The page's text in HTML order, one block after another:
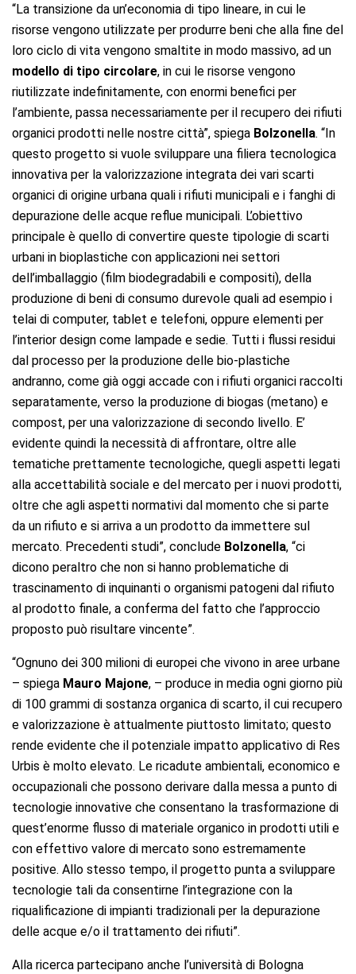
“La transizione da un’economia di tipo lineare, in cui le
risorse vengono utilizzate per produrre beni che alla fine del
loro ciclo di vita vengono smaltite in modo massivo, ad un
modello di tipo circolare, in cui le risorse vengono
riutilizzate indefinitamente, con enormi benefici per
l’ambiente, passa necessariamente per il recupero dei rifiuti
organici prodotti nelle nostre città”, spiega Bolzonella. “In
questo progetto si vuole sviluppare una filiera tecnologica
innovativa per la valorizzazione integrata dei vari scarti
organici di origine urbana quali i rifiuti municipali e i fanghi di
depurazione delle acque reflue municipali. L’obiettivo
principale è quello di convertire queste tipologie di scarti
urbani in bioplastiche con applicazioni nei settori
dell’imballaggio (film biodegradabili e compositi), della
produzione di beni di consumo durevole quali ad esempio i
telai di computer, tablet e telefoni, oppure elementi per
l’interior design come lampade e sedie. Tutti i flussi residui
dal processo per la produzione delle bio-plastiche
andranno, come già oggi accade con i rifiuti organici raccolti
separatamente, verso la produzione di biogas (metano) e
compost, per una valorizzazione di secondo livello. E’
evidente quindi la necessità di affrontare, oltre alle
tematiche prettamente tecnologiche, quegli aspetti legati
alla accettabilità sociale e del mercato per i nuovi prodotti,
oltre che agli aspetti normativi dal momento che si parte
da un rifiuto e si arriva a un prodotto da immettere sul
mercato. Precedenti studi”, conclude Bolzonella, “ci
dicono peraltro che non si hanno problematiche di
trascinamento di inquinanti o organismi patogeni dal rifiuto
al prodotto finale, a conferma del fatto che l’approccio
proposto può risultare vincente”.
“Ognuno dei 300 milioni di europei che vivono in aree urbane
– spiega Mauro Majone, – produce in media ogni giorno più
di 100 grammi di sostanza organica di scarto, il cui recupero
e valorizzazione è attualmente piuttosto limitato; questo
rende evidente che il potenziale impatto applicativo di Res
Urbis è molto elevato. Le ricadute ambientali, economico e
occupazionali che possono derivare dalla messa a punto di
tecnologie innovative che consentano la trasformazione di
quest’enorme flusso di materiale organico in prodotti utili e
con effettivo valore di mercato sono estremamente
positive. Allo stesso tempo, il progetto punta a sviluppare
tecnologie tali da consentirne l’integrazione con la
riqualificazione di impianti tradizionali per la depurazione
delle acque e/o il trattamento dei rifiuti”.
Alla ricerca partecipano anche l’università di Bologna